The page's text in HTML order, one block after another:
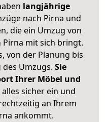
langjährige
nach Pirna und
die ein Umzug von
Pirna mit sich bringt.
von der Planung bis
Umzugs. Sie
Ihrer Möbel und
alles sicher ein und
an Ihrem
ankommt.